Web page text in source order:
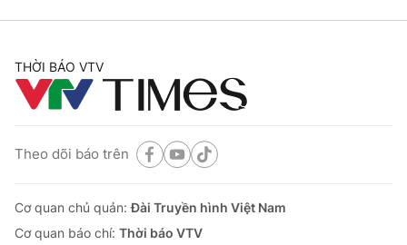
THỜI BÁO VTV
Theo dõi báo trên
Cơ quan chủ quản:Đài Truyền hình Việt Nam
Cơ quan báo chí: Thời báo VTV